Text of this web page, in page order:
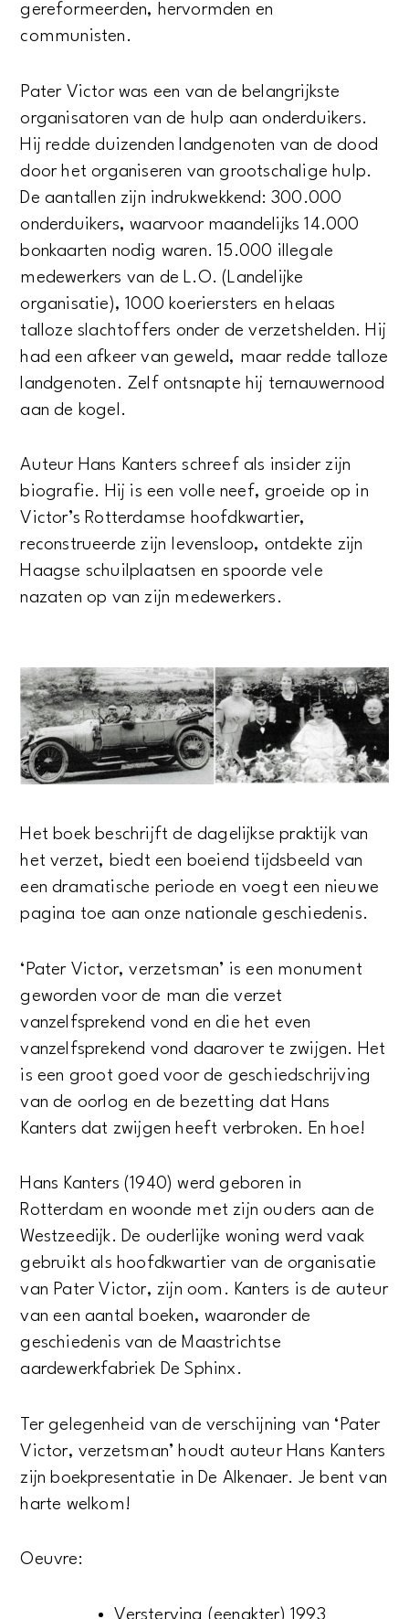
gereformeerden, hervormden en
communisten.
Pater Victor was een van de belangrijkste
organisatoren van de hulp aan onderduikers.
Hij redde duizenden landgenoten van de dood
door het organiseren van grootschalige hulp.
De aantallen zijn indrukwekkend: 300.000
onderduikers, waarvoor maandelijks 14.000
bonkaarten nodig waren. 15.000 illegale
medewerkers van de L.O. (Landelijke
organisatie), 1000 koeriersters en helaas
talloze slachtoffers onder de verzetshelden. Hij
had een afkeer van geweld, maar redde talloze
landgenoten. Zelf ontsnapte hij ternauwernood
aan de kogel.
Auteur Hans Kanters schreef als insider zijn
biografie. Hij is een volle neef, groeide op in
Victor’s Rotterdamse hoofdkwartier,
reconstrueerde zijn Ievensloop, ontdekte zijn
Haagse schuilplaatsen en spoorde vele
nazaten op van zijn medewerkers.
Het boek beschrijft de dagelijkse praktijk van
het verzet, biedt een boeiend tijdsbeeld van
een dramatische periode en voegt een nieuwe
pagina toe aan onze nationale geschiedenis.
‘Pater Victor, verzetsman’ is een monument
geworden voor de man die verzet
vanzelfsprekend vond en die het even
vanzelfsprekend vond daarover te zwijgen. Het
is een groot goed voor de geschiedschrijving
van de oorlog en de bezetting dat Hans
Kanters dat zwijgen heeft verbroken. En hoe!
Hans Kanters (1940) werd geboren in
Rotterdam en woonde met zijn ouders aan de
Westzeedijk. De ouderlijke woning werd vaak
gebruikt als hoofdkwartier van de organisatie
van Pater Victor, zijn oom. Kanters is de auteur
van een aantal boeken, waaronder de
geschiedenis van de Maastrichtse
aardewerkfabriek De Sphinx.
Ter gelegenheid van de verschijning van ‘Pater
Victor, verzetsman’ houdt auteur Hans Kanters
zijn boekpresentatie in De Alkenaer. Je bent van
harte welkom!
Oeuvre:
Versterving (eenakter) 1993